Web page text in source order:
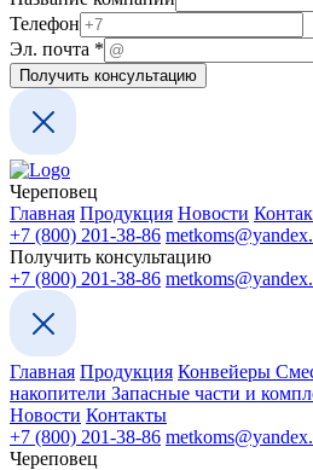
Эл.
Телефон
Эл. почта *
Получить консультацию
Череповец
Главная Продукция Новости
+7 (800) 201-38-86
Получить консультацию
+7 (800) 201-38-86
Главная Продукция Конвейеры
накопители Запасные части и
Новости Контакты
+7 (800) 201-38-86
Череповец